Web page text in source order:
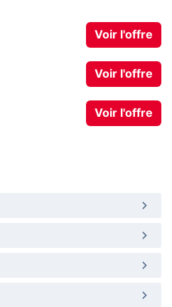
Voir l'offre
Voir l'offre
Voir l'offre